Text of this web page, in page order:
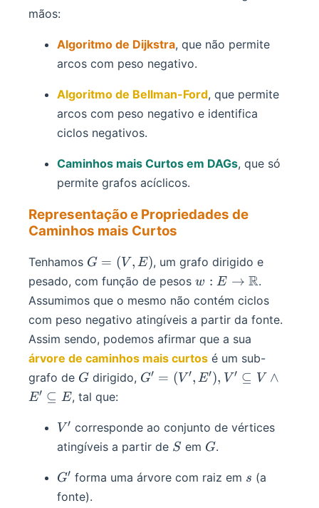
mãos:
Algoritmo de Dijkstra, que não permite
arcos com peso negativo.
Algoritmo de Bellman-Ford, que permite
arcos com peso negativo e identifica
ciclos negativos.
Caminhos mais Curtos em DAGs, que só
permite grafos acíclicos.
Representação e Propriedades de
Caminhos mais Curtos
Tenhamos G
=
E)
G = (V , E), um grafo dirigido e
pesado, com função de pesos w:
E
\R
w : E → R.
Assumimos que o mesmo não contém ciclos
com peso negativo atingíveis a partir da fonte.
Assim sendo, podemos afirmar que a sua
árvore de caminhos mais curtos é um sub-
grafo de G
G dirigido, G' = (V',
V
\wedge
\subseteq
G′ = (V ′, E′), V ′ ⊆ V ∧
E′ ⊆ E, tal que:
V'
V ′ corresponde ao conjunto de vértices
atingíveis a partir de S
S em G
G.
G'
G′ forma uma árvore com raiz em s
s (a
fonte).